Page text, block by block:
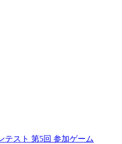
テスト 第5回 参加ゲーム